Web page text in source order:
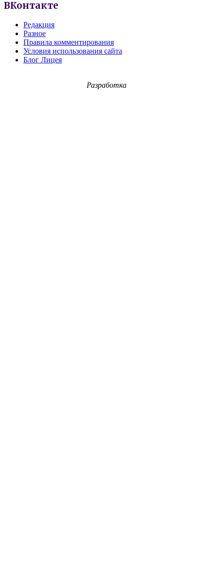
ВКонтакте
Редакция
Разное
Правила комментирования
Условия использования сайта
Блог Лицея
Разработка